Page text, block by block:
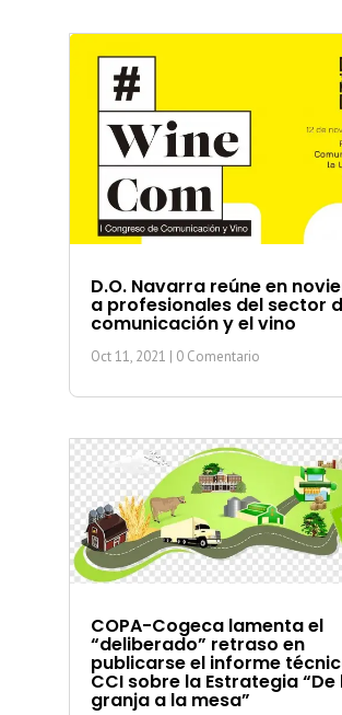
D.O. Navarra reúne en
a profesionales del sector
comunicación y el vino
Oct 11, 2021 | 0 Comentario
COPA-Cogeca lamenta el
“deliberado” retraso en
publicarse el informe
CCI sobre la Estrategia “De
granja a la mesa”